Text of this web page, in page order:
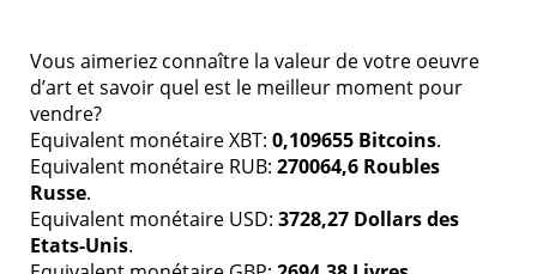
Vous aimeriez connaître la valeur de votre oeuvre
d’art et savoir quel est le meilleur moment pour
vendre?
Equivalent monétaire XBT: 0,109655 Bitcoins.
Equivalent monétaire RUB: 270064,6 Roubles
Russe.
Equivalent monétaire USD: 3728,27 Dollars des
Etats-Unis.